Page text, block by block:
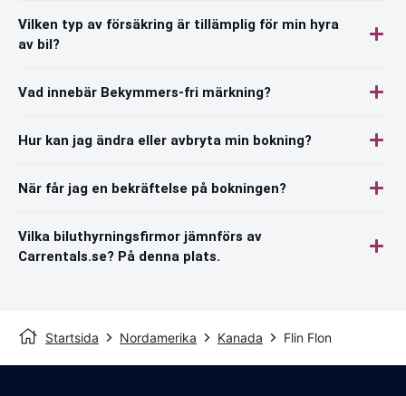
Vilken typ av försäkring är tillämplig för min hyra
av bil?
Vad innebär Bekymmers-fri märkning?
Hur kan jag ändra eller avbryta min bokning?
När får jag en bekräftelse på bokningen?
Vilka biluthyrningsfirmor jämnförs av
Carrentals.se? På denna plats.
Startsida Nordamerika Kanada Flin Flon